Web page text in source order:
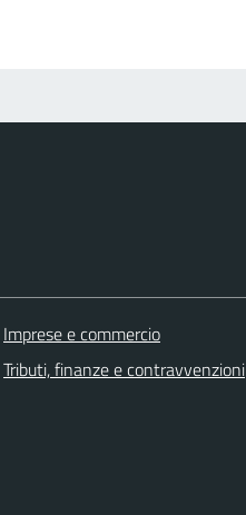
Imprese e commercio
Tributi, finanze e contravvenzioni